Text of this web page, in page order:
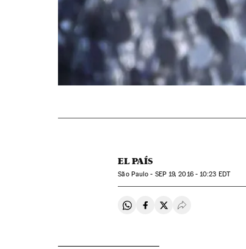
EL PAÍS
São Paulo - SEP19, 2016 - 10:23 EDT
Compartir en Whatsapp
Compartir en Facebook
Compartir en Twitter
Desplegar